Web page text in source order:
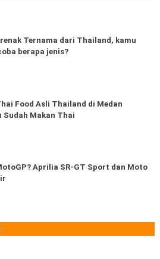
Ternama dari Thailand, kamu
berapa jenis?
Food Asli Thailand di Medan
Sudah Makan Thai
Aprilia SR-GT Sport dan Moto